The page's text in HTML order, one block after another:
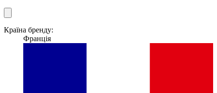
Країна бренду:
Франція